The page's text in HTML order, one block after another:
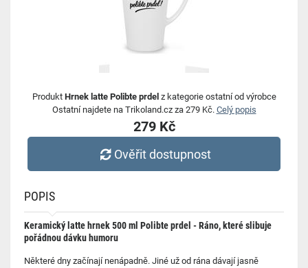
Produkt Hrnek latte Polibte prdel z kategorie ostatní od výrobce
Ostatní najdete na Trikoland.cz za 279 Kč. Celý popis
279 Kč
Ověřit dostupnost
POPIS
Keramický latte hrnek 500 ml Polibte prdel -Ráno, které slibuje
pořádnou dávku humoru
Některé dny začínají nenápadně. Jiné už od rána dávají jasně